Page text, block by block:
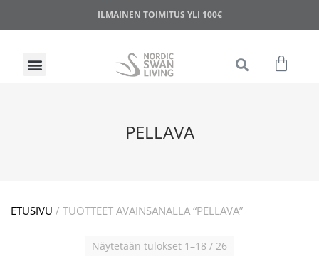
ILMAINEN TOIMITUS YLI 100€
PELLAVA
ETUSIVU / TUOTTEET AVAINSANALLA “PELLAVA”
Näytetään tulokset 1–18 / 26